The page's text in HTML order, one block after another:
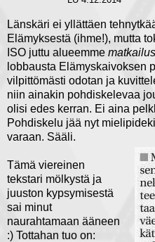
Länskäri ei yllättäen
Elämyksestä (ihme!), mutta
ISO juttu alueemme
lobbausta Elämyskaivoksen
vilpittömästi odotan ja
niin ainakin pohdiskelevaa
olisi edes kerran. Ei aina
Pohdiskelu jää nyt
varaan. Sääli.
Tämä viereinen
tekstari mölkystä ja
juuston kypsymisestä
sai minut
naurahtamaan ääneen
:) Tottahan tuo on: